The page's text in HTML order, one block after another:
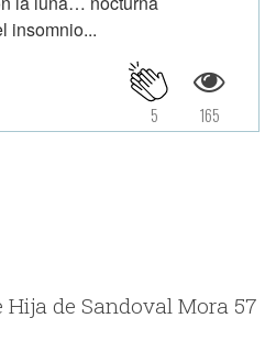
insomnio...
165
5
de Sandoval Mora 57